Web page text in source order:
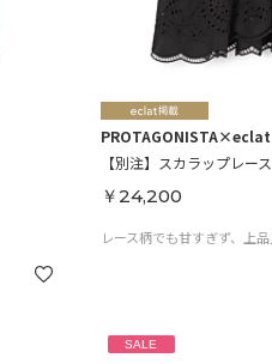
PROTAGONISTA×eclat
【別注】スカラップレー
￥24,200
レース柄でも甘すぎず、上
SALE